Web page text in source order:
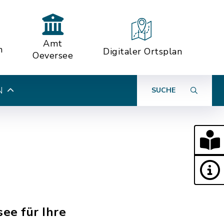
Amt
Oeversee
Digitaler Ortsplan
SUCHE
für Ihre